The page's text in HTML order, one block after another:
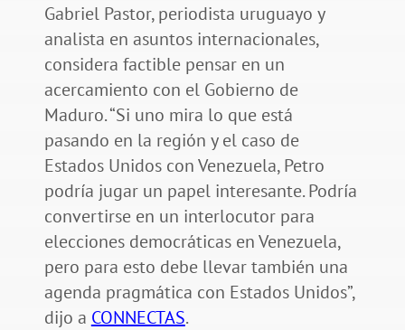
Gabriel Pastor, periodista uruguayo y
analista en asuntos internacionales,
considera factible pensar en un
acercamiento con el Gobierno de
Maduro. “Si uno mira lo que está
pasando en la región y el caso de
Estados Unidos con Venezuela, Petro
podría jugar un papel interesante. Podría
convertirse en un interlocutor para
elecciones democráticas en Venezuela,
pero para esto debe llevar también una
agenda pragmática con Estados Unidos”,
dijo a CONNECTAS.